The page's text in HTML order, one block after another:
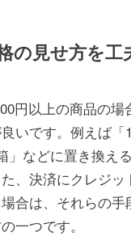
の見せ方を工
円以上の商品の
いです。例えば「
」などに置き換え
、決済にクレジッ
合は、それらの
一つです。